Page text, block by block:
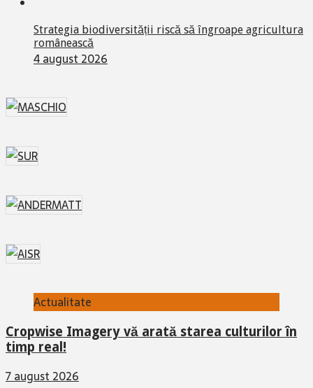
Strategia biodiversității riscă să îngroape agricultura
românească
4 august 2026
Actualitate
Cropwise Imagery vă arată starea culturilor în
timp real!
7 august 2026